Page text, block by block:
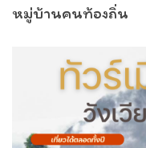
หมู่บ้านคนท้องถิ่น